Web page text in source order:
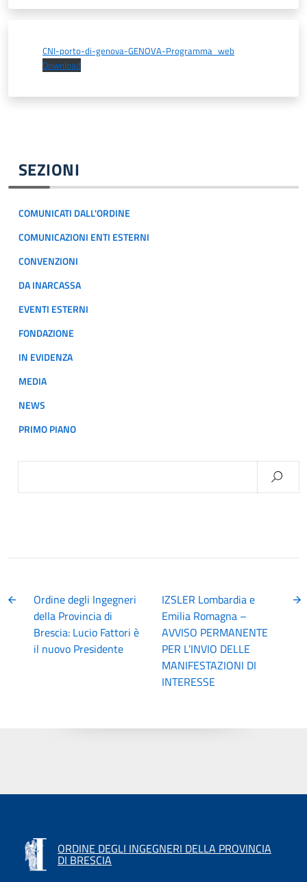
SEZIONI
COMUNICATI DALL'ORDINE
COMUNICAZIONI ENTI ESTERNI
CONVENZIONI
DA INARCASSA
EVENTI ESTERNI
FONDAZIONE
IN EVIDENZA
MEDIA
NEWS
PRIMO PIANO
CNI-porto-di-genova-GENOVA-Programma_web
Download
Ordine degli Ingegneri
della Provincia di
Brescia: Lucio Fattori è
il nuovo Presidente
IZSLER Lombardia e
Emilia Romagna –
AVVISO PERMANENTE
PER L’INVIO DELLE
MANIFESTAZIONI DI
INTERESSE
ORDINE DEGLI INGEGNERI DELLA PROVINCIA
DI BRESCIA